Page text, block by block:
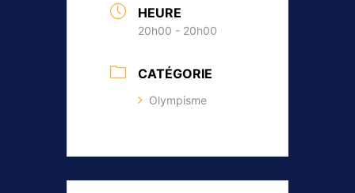
HEURE
20h00 - 20h00
CATÉGORIE
Olympisme